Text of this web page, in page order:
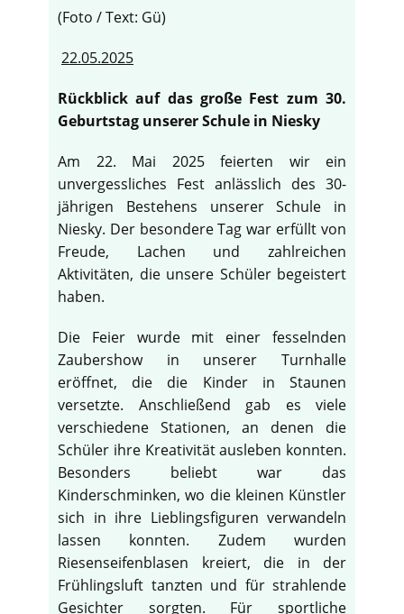
(Foto / Text: Gü)
22.05.2025
Rückblick auf das große Fest zum 30.
Geburtstag unserer Schule in Niesky
Am 22. Mai 2025 feierten wir ein
unvergessliches Fest anlässlich des 30-
jährigen Bestehens unserer Schule in
Niesky. Der besondere Tag war erfüllt von
Freude, Lachen und zahlreichen
Aktivitäten, die unsere Schüler begeistert
haben.
Die Feier wurde mit einer fesselnden
Zaubershow in unserer Turnhalle
eröffnet, die die Kinder in Staunen
versetzte. Anschließend gab es viele
verschiedene Stationen, an denen die
Schüler ihre Kreativität ausleben konnten.
Besonders beliebt war das
Kinderschminken, wo die kleinen Künstler
sich in ihre Lieblingsfiguren verwandeln
lassen konnten. Zudem wurden
Riesenseifenblasen kreiert, die in der
Frühlingsluft tanzten und für strahlende
Gesichter sorgten. Für sportliche